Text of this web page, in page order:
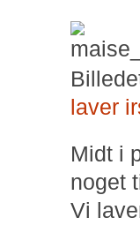
laver
Midt i
noget
Vi